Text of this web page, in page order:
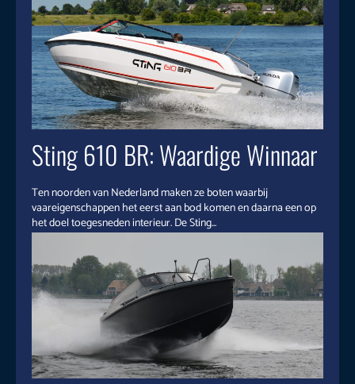
Sting 610 BR: Waardige Winnaar
Ten noorden van Nederland maken ze boten waarbij
vaareigenschappen het eerst aan bod komen en daarna een op
het doel toegesneden interieur. De Sting...